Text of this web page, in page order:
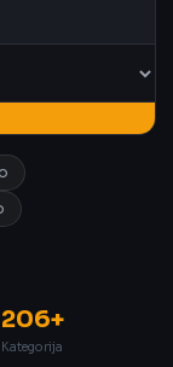
206+
Kategorija